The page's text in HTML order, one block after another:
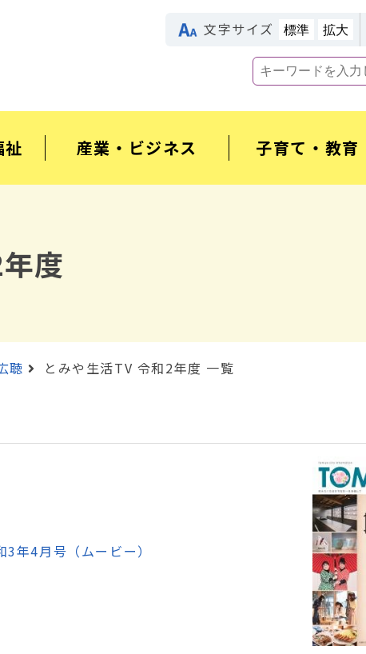
文字サイズ 標準 拡大
祉 産業・ビジネス 子育て・教育
度
聴 とみや生活TV 令和2年度 一覧
年4月号（ムービー）